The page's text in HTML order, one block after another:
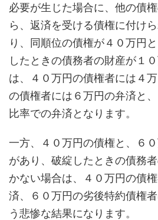
必要が生じた場合に、他の債
ら、返済を受ける債権に付け
り、同順位の債権が４０万円
したときの債務者の財産が１
は、４０万円の債権者には４
の債権者には６万円の弁済と
比率での弁済となります。
一方、４０万円の債権と、６
があり、破綻したときの債務
かない場合は、４０万円の債
済、６０万円の劣後特約債権
う悲惨な結果になります。